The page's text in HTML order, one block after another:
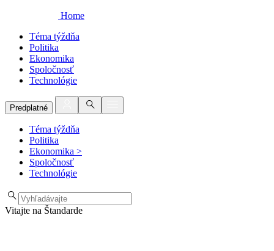
Home
Téma týždňa
Politika
Ekonomika
Spoločnosť
Technológie
Predplatné
Téma týždňa
Politika
Ekonomika >
Spoločnosť
Technológie
Vitajte na Štandarde